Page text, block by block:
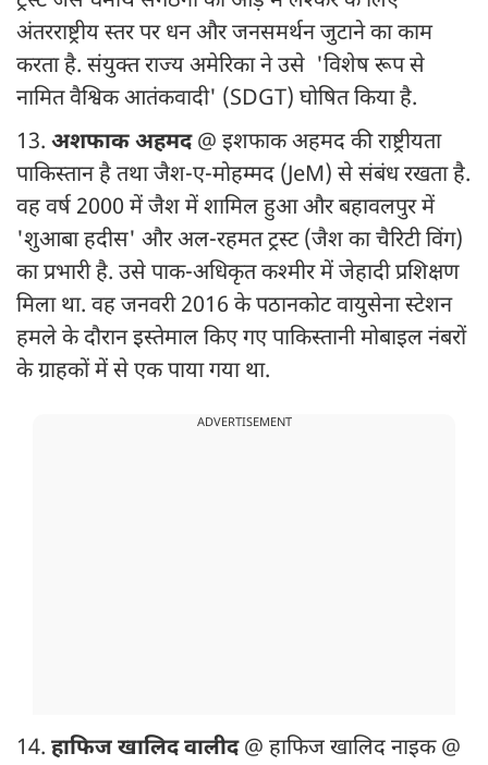
अंतरराष्ट्रीय स्तर पर धन और जनसमर्थन जुटाने का काम
करता है. संयुक्त राज्य अमेरिका ने उसे 'विशेष रूप से
नामित वैश्विक आतंकवादी' (SDGT) घोषित किया है.
13. अशफाक अहमद@ इशफाक अहमद की राष्ट्रीयता
पाकिस्तान है तथा जैश-ए-मोहम्मद (JeM) से संबंध रखता है.
वह वर्ष 2000 में जैश में शामिल हुआ और बहावलपुर में
'शुआबा हदीस' और अल-रहमत ट्रस्ट (जैश का चैरिटी विंग)
का प्रभारी है. उसे पाक-अधिकृत कश्मीर में जेहादी प्रशिक्षण
मिला था. वह जनवरी 2016 के पठानकोट वायुसेना स्टेशन
हमले के दौरान इस्तेमाल किए गए पाकिस्तानी मोबाइल नंबरों
के ग्राहकों में से एक पाया गया था.
ADVERTISEMENT
14. हाफिज खालिद वालीद@ हाफिज खालिद नाइक @